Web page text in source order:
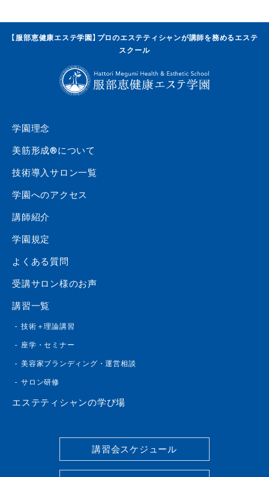
【服部恵健康エステ学園】プロのエステティシャンが講師を務めるエステ
スクール
講習会スケジュール
学園理念
美筋形成®について
技術導入サロン一覧
学園へのアクセス
講師紹介
学園規定
よくある質問
受講サロン様のお声
講習一覧
技術＋理論講習
座学・セミナー
美容家ブランディング・運営相談
サロン研修
エステティシャンの学び場